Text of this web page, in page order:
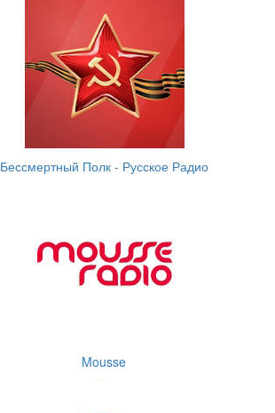
Бессмертный Полк - Русское Радио
Mousse